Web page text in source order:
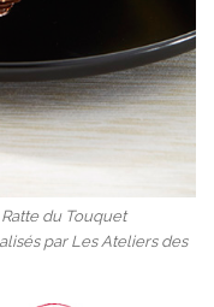
du Touquet
par Les Ateliers des